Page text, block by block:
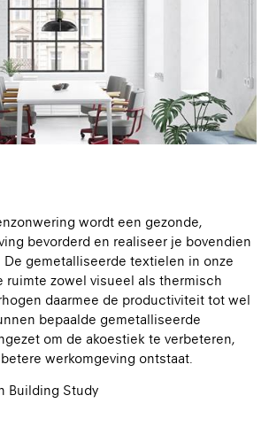
wordt een gezonde,
bevorderd en realiseer je bovendien
De gemetalliseerde textielen in onze
ruimte zowel visueel als thermisch
daarmee de productiviteit tot wel
bepaalde gemetalliseerde
om de akoestiek te verbeteren,
werkomgeving ontstaat.
Building Study